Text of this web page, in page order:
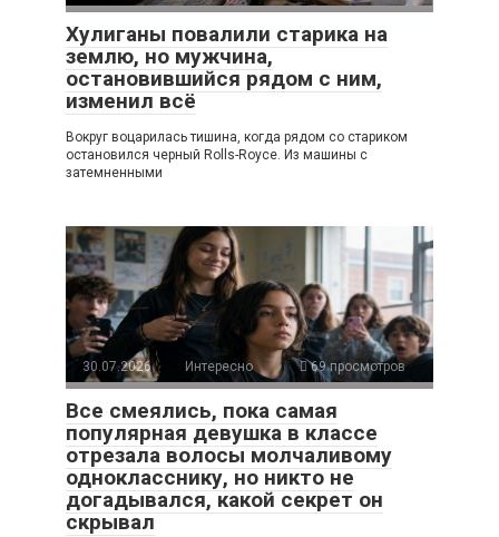
Хулиганы повалили старика на
землю, но мужчина,
остановившийся рядом с ним,
изменил всё
Вокруг воцарилась тишина, когда рядом со стариком
остановился черный Rolls-Royce. Из машины с
затемненными
30.07.2026 Интересно 69 просмотров
Все смеялись, пока самая
популярная девушка в классе
отрезала волосы молчаливому
однокласснику, но никто не
догадывался, какой секрет он
скрывал